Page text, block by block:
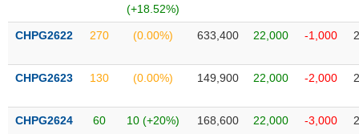
(+18.52%)
CHPG2622 270 (0.00%) 633,400 22,000 -1,000
CHPG2623 130 (0.00%) 149,900 22,000 -2,000
CHPG2624 60 10 (+20%) 168,600 22,000 -3,000
Tin
tức
của